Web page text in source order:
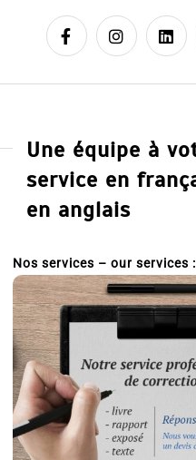
Une équipe à
service en
en anglais
Nos services – our services :